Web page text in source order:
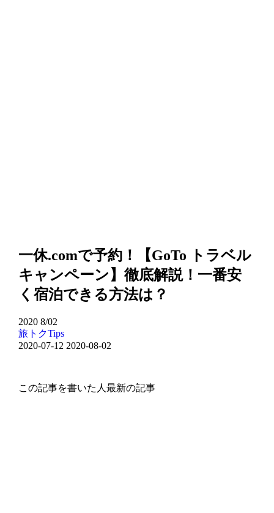
一休.comで予約！【GoTo トラベル
キャンペーン】徹底解説！一番安
く宿泊できる方法は？
2020 8/02
旅トクTips
2020-07-12 2020-08-02
この記事を書いた人最新の記事